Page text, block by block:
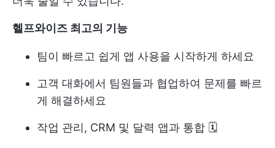
헬프와이즈 최고의 기능
팀이 빠르고 쉽게 앱 사용을 시작하게 하세요
고객 대화에서 팀원들과 협업하여 문제를 빠르
게 해결하세요
작업 관리, CRM 및 달력 앱과 통합 🗓️